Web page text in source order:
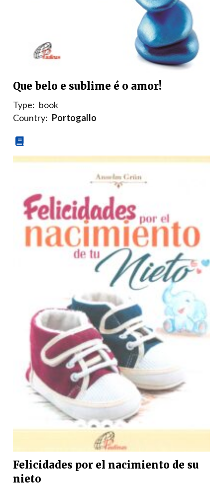
Que belo e sublime é o amor!
Type: book
Country: Portogallo
Felicidades por el nacimiento de su
nieto